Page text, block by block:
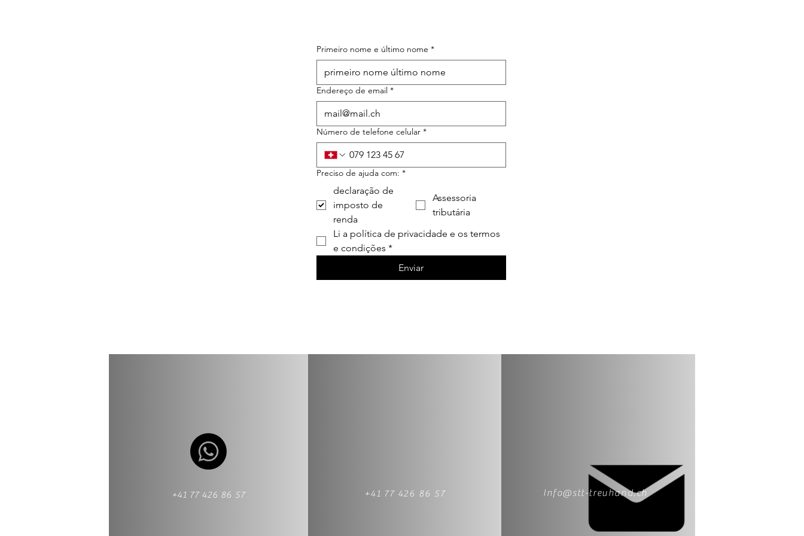
Primeiro nome e último nome *
Endereço de email *
Número de telefone celular *
Preciso de ajuda com: *
declaração de
imposto de
renda
Assessoria
tributária
Li a política de privacidade e os termos
e condições *
Enviar
+41 77 426 86 57 +41 77 426 86 57 Info@stt-treuhand.ch